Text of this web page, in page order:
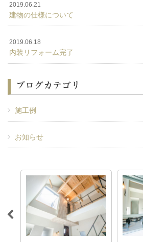
2019.06.21
建物の仕様について
2019.06.18
内装リフォーム完了
ブログカテゴリ
施工例
お知らせ